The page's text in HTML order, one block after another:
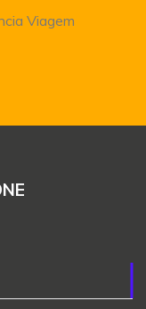
Viagem